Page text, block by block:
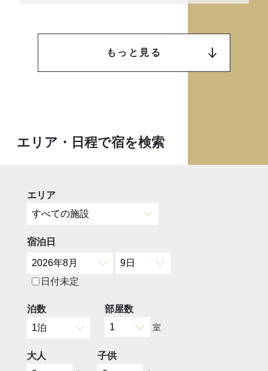
もっと見る
エリア・日程で宿を検索
エリア
宿泊日
日付未定
泊数 部屋数
室
大人 子供